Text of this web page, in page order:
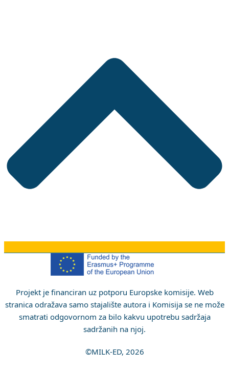
Projekt je financiran uz potporu Europske komisije. Web
stranica odražava samo stajalište autora i Komisija se ne može
smatrati odgovornom za bilo kakvu upotrebu sadržaja
sadržanih na njoj.
©MILK-ED, 2026